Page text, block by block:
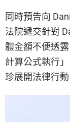
同時預告向
法院遞交針對
體金額不便透
計算公式執行
珍展開法律行動